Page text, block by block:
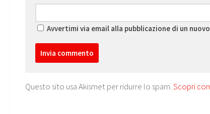
Avvertimi via email alla pubblicazione di un
Questo sito usa Akismet per ridurre lo spam.Scopri